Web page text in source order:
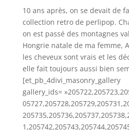
10 ans après, on se devait de
collection retro de perlipop.
on est passé des montagnes
Hongrie natale de ma femme,
les cheveux sont vrais et les
elle fait toujours aussi bien
[et_pb_4divi_masonry_gallery
gallery_ids=